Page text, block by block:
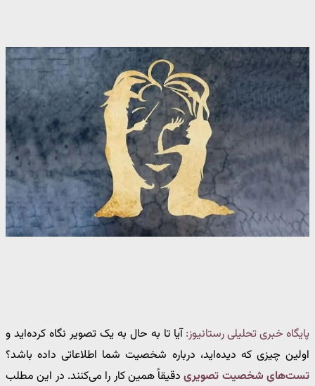
پایگاه خبری تحلیلی رستانیوز: آیا تا به حال به یک تصویر نگاه کرده‌اید و
اولین چیزی که دیده‌اید، درباره شخصیت شما اطلاعاتی داده باشد؟
تست‌های شخصیت تصویریدقیقاً همین کار را می‌کنند. در این مطلب